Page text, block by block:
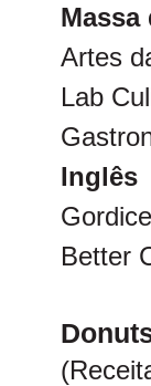
Massa
Artes
Lab
Inglês
Better